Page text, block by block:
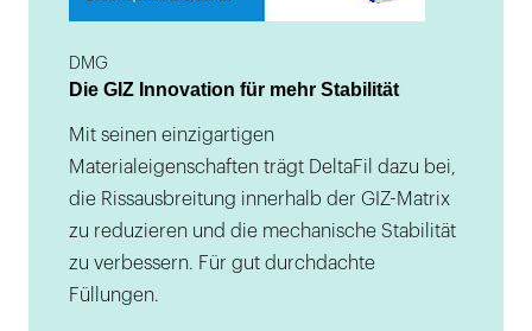
DMG
Die GIZ Innovation für mehr Stabilität
Mit seinen einzigartigen
Materialeigenschaften trägt DeltaFil dazu bei,
die Rissausbreitung innerhalb der GIZ-Matrix
zu reduzieren und die mechanische Stabilität
zu verbessern. Für gut durchdachte
Füllungen.